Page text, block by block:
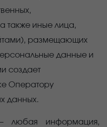
также иные лица,
размещающих
данные и
создает
Оператору
данных.
–
любая информация,